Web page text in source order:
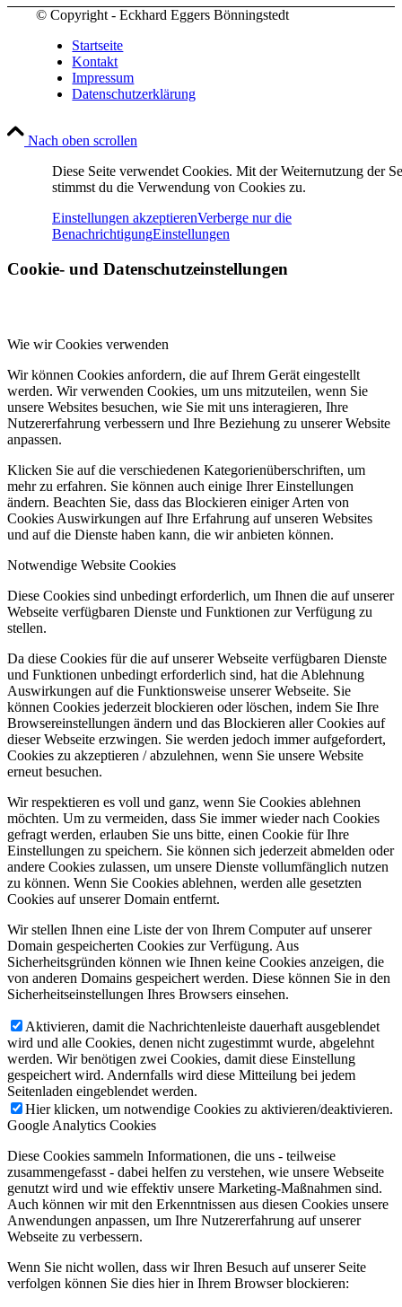
© Copyright - Eckhard Eggers Bönningstedt
Startseite
Kontakt
Impressum
Datenschutzerklärung
Nach oben scrollen
Diese Seite verwendet Cookies. Mit der Weiternutzung der
stimmst du die Verwendung von Cookies zu.
Einstellungen akzeptierenVerberge nur die
BenachrichtigungEinstellungen
Cookie- und Datenschutzeinstellungen
Wie wir Cookies verwenden
Wir können Cookies anfordern, die auf Ihrem Gerät eingestellt
werden. Wir verwenden Cookies, um uns mitzuteilen, wenn Sie
unsere Websites besuchen, wie Sie mit uns interagieren, Ihre
Nutzererfahrung verbessern und Ihre Beziehung zu unserer Website
anpassen.
Klicken Sie auf die verschiedenen Kategorienüberschriften, um
mehr zu erfahren. Sie können auch einige Ihrer Einstellungen
ändern. Beachten Sie, dass das Blockieren einiger Arten von
Cookies Auswirkungen auf Ihre Erfahrung auf unseren Websites
und auf die Dienste haben kann, die wir anbieten können.
Notwendige Website Cookies
Diese Cookies sind unbedingt erforderlich, um Ihnen die auf unserer
Webseite verfügbaren Dienste und Funktionen zur Verfügung zu
stellen.
Da diese Cookies für die auf unserer Webseite verfügbaren Dienste
und Funktionen unbedingt erforderlich sind, hat die Ablehnung
Auswirkungen auf die Funktionsweise unserer Webseite. Sie
können Cookies jederzeit blockieren oder löschen, indem Sie Ihre
Browsereinstellungen ändern und das Blockieren aller Cookies auf
dieser Webseite erzwingen. Sie werden jedoch immer aufgefordert,
Cookies zu akzeptieren / abzulehnen, wenn Sie unsere Website
erneut besuchen.
Wir respektieren es voll und ganz, wenn Sie Cookies ablehnen
möchten. Um zu vermeiden, dass Sie immer wieder nach Cookies
gefragt werden, erlauben Sie uns bitte, einen Cookie für Ihre
Einstellungen zu speichern. Sie können sich jederzeit abmelden oder
andere Cookies zulassen, um unsere Dienste vollumfänglich nutzen
zu können. Wenn Sie Cookies ablehnen, werden alle gesetzten
Cookies auf unserer Domain entfernt.
Wir stellen Ihnen eine Liste der von Ihrem Computer auf unserer
Domain gespeicherten Cookies zur Verfügung. Aus
Sicherheitsgründen können wie Ihnen keine Cookies anzeigen, die
von anderen Domains gespeichert werden. Diese können Sie in den
Sicherheitseinstellungen Ihres Browsers einsehen.
Aktivieren, damit die Nachrichtenleiste dauerhaft ausgeblendet
wird und alle Cookies, denen nicht zugestimmt wurde, abgelehnt
werden. Wir benötigen zwei Cookies, damit diese Einstellung
gespeichert wird. Andernfalls wird diese Mitteilung bei jedem
Seitenladen eingeblendet werden.
Hier klicken, um notwendige Cookies zu aktivieren/deaktivieren.
Google Analytics Cookies
Diese Cookies sammeln Informationen, die uns - teilweise
zusammengefasst - dabei helfen zu verstehen, wie unsere Webseite
genutzt wird und wie effektiv unsere Marketing-Maßnahmen sind.
Auch können wir mit den Erkenntnissen aus diesen Cookies unsere
Anwendungen anpassen, um Ihre Nutzererfahrung auf unserer
Webseite zu verbessern.
Wenn Sie nicht wollen, dass wir Ihren Besuch auf unserer Seite
verfolgen können Sie dies hier in Ihrem Browser blockieren: